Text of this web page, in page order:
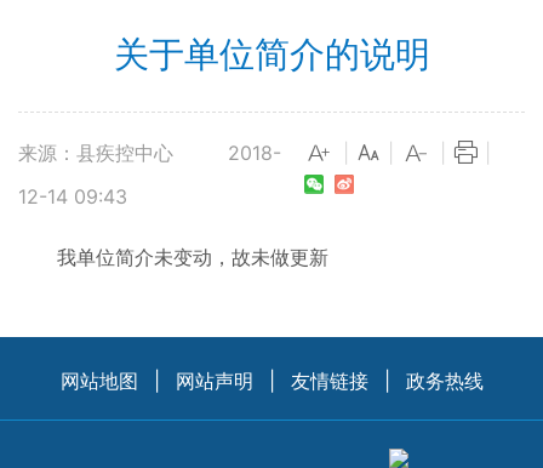
关于单位简介的说明
来源：县疾控中心
2018-
12-14 09:43
我单位简介未变动，故未做更新
网站地图 网站声明 友情链接 政务热线